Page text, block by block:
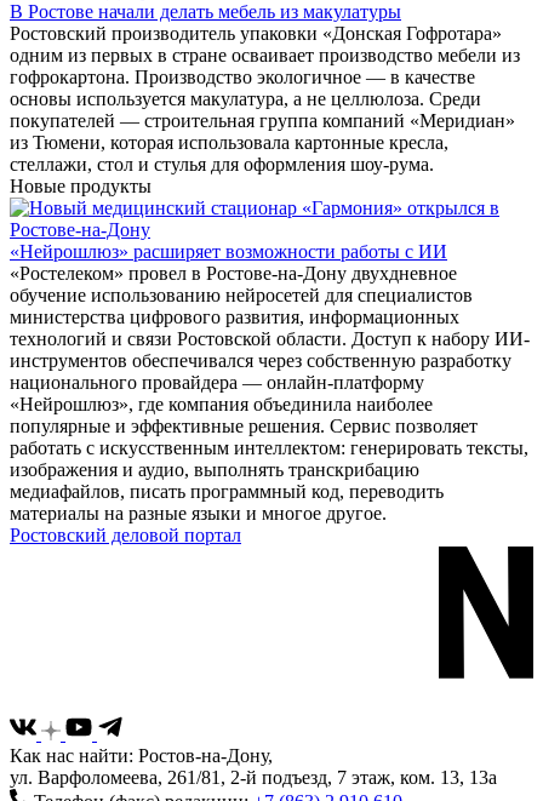
В Ростове начали делать мебель из макулатуры
Ростовский производитель упаковки «Донская Гофротара»
одним из первых в стране осваивает производство мебели из
гофрокартона. Производство экологичное — в качестве
основы используется макулатура, а не целлюлоза. Среди
покупателей — строительная группа компаний «Меридиан»
из Тюмени, которая использовала картонные кресла,
стеллажи, стол и стулья для оформления шоу-рума.
Новые продукты
«Нейрошлюз» расширяет возможности работы с ИИ
«Ростелеком» провел в Ростове-на-Дону двухдневное
обучение использованию нейросетей для специалистов
министерства цифрового развития, информационных
технологий и связи Ростовской области. Доступ к набору ИИ-
инструментов обеспечивался через собственную разработку
национального провайдера — онлайн-платформу
«Нейрошлюз», где компания объединила наиболее
популярные и эффективные решения. Сервис позволяет
работать с искусственным интеллектом: генерировать тексты,
изображения и аудио, выполнять транскрибацию
медиафайлов, писать программный код, переводить
материалы на разные языки и многое другое.
Ростовский деловой портал
Как нас найти: Ростов-на-Дону,
ул. Варфоломеева, 261/81, 2-й подъезд, 7 этаж, ком. 13, 13а